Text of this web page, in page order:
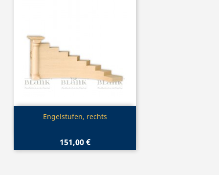
Vorschau
Engelstufen, rechts
151,00 €